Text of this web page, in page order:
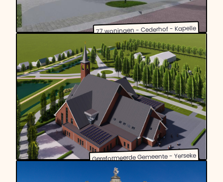
77 woningen - Cederhof - Kapelle
Gereformeerde Gemeente - Yerseke